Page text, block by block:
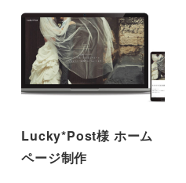
Lucky*Post様 ホーム
ページ制作